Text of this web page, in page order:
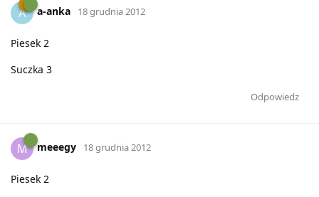
A a-anka 18 grudnia 2012
Piesek 2
Suczka 3
Odpowiedz
M meeegy 18 grudnia 2012
Piesek 2